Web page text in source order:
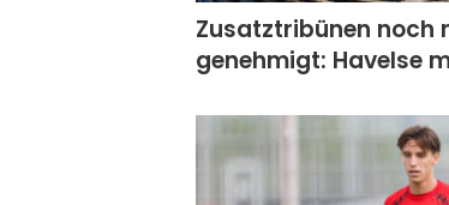
Zusatztribünen noch
genehmigt: Havelse